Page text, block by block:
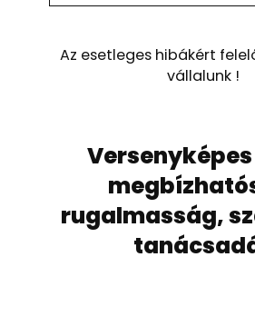
Az esetleges hibákért
vállalunk !
rugalmasság,